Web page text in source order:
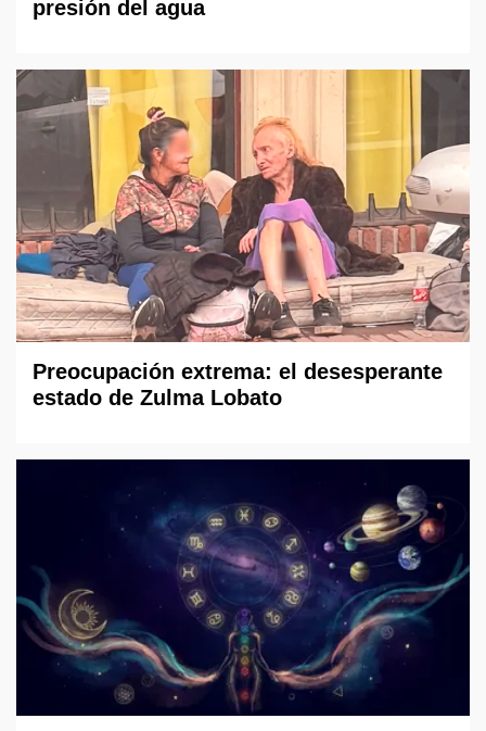
presión del agua
Preocupación extrema: el desesperante
estado de Zulma Lobato